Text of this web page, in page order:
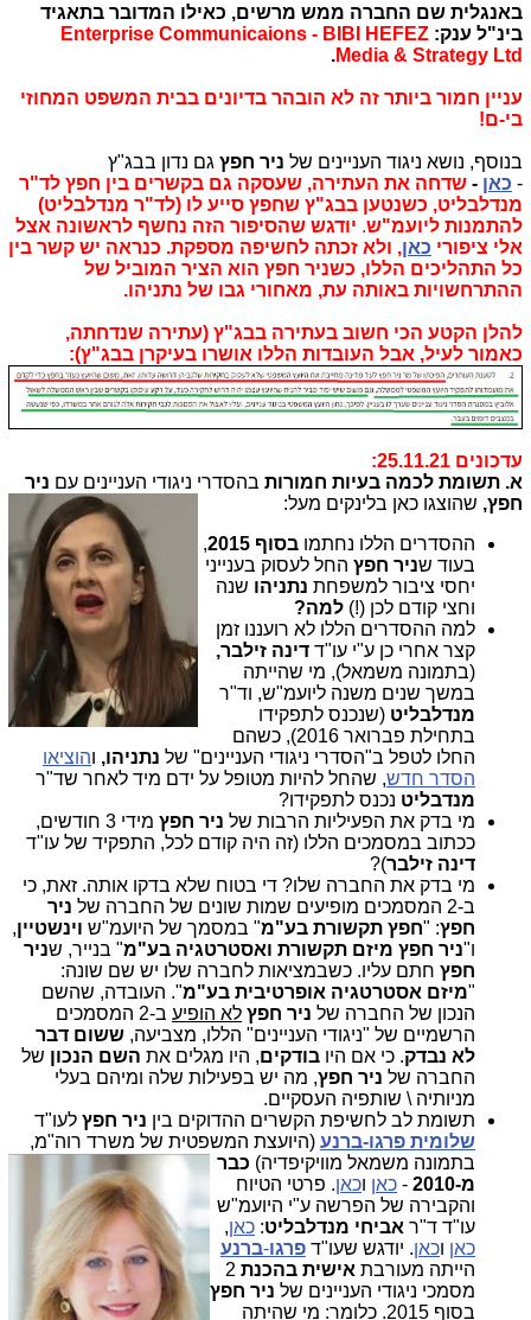
באנגלית שם החברה ממש מרשים, כאילו המדובר בתאגיד
בינ"ל ענק: Enterprise Communicaions - BIBI HEFEZ
Media & Strategy Ltd
.
עניין חמור ביותר זה לא הובהר בדיונים בבית המשפט המחוזי
בי-ם!
בנוסף, נושא ניגוד העניינים של ניר חפץ גם נדון בבג"ץ
- כאן - שדחה את העתירה, שעסקה גם בקשרים בין חפץ לד"ר
מנדלבליט, כשנטען בבג"ץ שחפץ סייע לו (לד"ר מנדלבליט)
להתמנות ליועמ"ש. יודגש שהסיפור הזה נחשף לראשונה אצל
אלי ציפורי כאן, ולא זכתה לחשיפה מספקת. כנראה יש קשר בין
כל התהליכים הללו, כשניר חפץ הוא הציר המוביל של
ההתרחשויות באותה עת, מאחורי גבו של נתניהו.
להלן הקטע הכי חשוב בעתירה בבג"ץ (עתירה שנדחתה,
כאמור לעיל, אבל העובדות הללו אושרו בעיקרן בבג"ץ):
עדכונים 25.11.21:
א. תשומת לכמה בעיות חמורות בהסדרי ניגודי העניינים עם ניר
חפץ, שהוצגו כאן בלינקים מעל:
ההסדרים הללו נחתמו בסוף 2015
,
בעוד שניר חפץ החל לעסוק בענייני
יחסי ציבור למשפחת נתניהו שנה
וחצי קודם לכן (!) למה?
למה ההסדרים הללו לא רועננו זמן
קצר אחרי כן ע"י עו"ד דינה זילבר,
(בתמונה משמאל), מי שהייתה
במשך שנים משנה ליועמ"ש, וד"ר
מנדלבליט (שנכנס לתפקידו
בתחילת פברואר 2016), כשהם
החלו לטפל ב"הסדרי ניגודי העניינים" של נתניהו, והוציאו
הסדר חדש, שהחל להיות מטופל על ידם מיד לאחר שד"ר
מנדבליט נכנס לתפקידו?
מי בדק את הפעיליות הרבות של ניר חפץ
מידי 3 חודשים,
ככתוב במסמכים הללו (זה היה קודם לכל, התפקיד של עו"ד
דינה זילבר)?
מי בדק את החברה שלו? די בטוח שלא בדקו אותה. זאת, כי
ב-2 המסמכים מופיעים שמות שונים של החברה של
ניר
חפץ: "חפץ תקשורת בע"מ" במסמך של היועמ"ש וינשטיין,
ו"ניר חפץ מיזם תקשורת ואסטרטגיה בע"מ" בנייר, שניר
חפץ חתם עליו. כשבמציאות לחברה שלו יש שם שונה:
"מיזם אסטרטגיה אופרטיבית בע"מ". העובדה, שהשם
הנכון של החברה של ניר חפץ לא הופיע
ב-2 המסמכים
הרשמיים של "ניגודי העניינים" הללו, מצביעה, ששום דבר
לא נבדק. כי אם היו בודקים, היו מגלים את השם הנכון של
החברה של ניר חפץ, מה יש בפעילות שלה ומיהם בעלי
מניותיה \ שותפיה העסקיים.
תשומת לב לחשיפת הקשרים ההדוקים בין ניר חפץ לעו"ד
שלומית פרגו-ברנע (היועצת המשפטית של משרד רוה"מ,
בתמונה משמאל מוויקיפדיה) כבר
מ-2010
- כאן וכאן. פרטי הטיוח
והקבירה של הפרשה ע"י היועמ"ש
עו"ד ד"ר אביחי מנדלבליט: כאן,
כאן וכאן. יודגש שעו"ד פרגו-ברנע
הייתה מעורבת אישית בהכנת 2
מסמכי ניגודי העניינים של ניר חפץ
בסוף 2015. כלומר: מי שהיתה